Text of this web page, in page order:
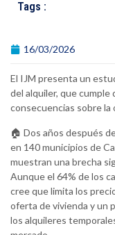
Tags :
16/03/2026
El IJM presenta un
del alquiler, que cumple
consecuencias sobre
🏠 Dos años después
en 140 municipios de
muestran una brecha
Aunque el 64% de los
cree que limita los
oferta de vivienda y un
los alquileres